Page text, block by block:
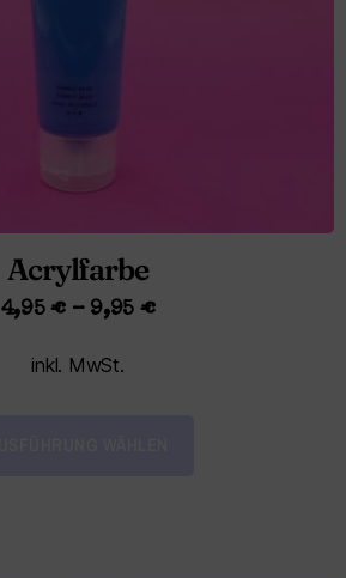
Acrylfarbe
4,95€– 9,95 €
inkl. MwSt.